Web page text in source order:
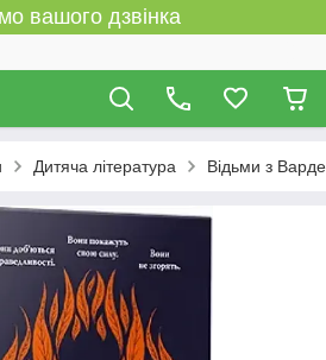
вашого дзвінка
Дитяча література Відьми з